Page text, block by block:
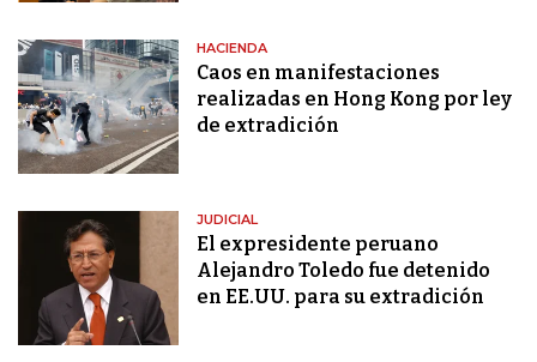
HACIENDA
Caos en manifestaciones
realizadas en Hong Kong por ley
de extradición
JUDICIAL
El expresidente peruano
Alejandro Toledo fue detenido
en EE.UU. para su extradición